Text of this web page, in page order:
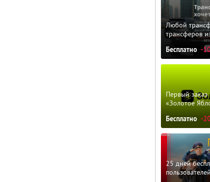
Любой
трансферов
Бесплатно -
Первый заказ
«Золотое
Бесплатно -
25 дней